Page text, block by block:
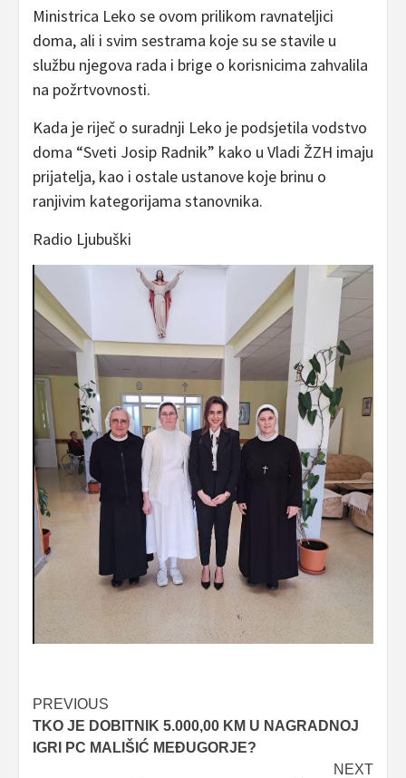
Ministrica Leko se ovom prilikom ravnateljici
doma, ali i svim sestrama koje su se stavile u
službu njegova rada i brige o korisnicima zahvalila
na požrtvovnosti.
Kada je riječ o suradnji Leko je podsjetila vodstvo
doma “Sveti Josip Radnik” kako u Vladi ŽZH imaju
prijatelja, kao i ostale ustanove koje brinu o
ranjivim kategorijama stanovnika.
Radio Ljubuški
Post
navigation
PREVIOUS
TKO JE DOBITNIK 5.000,00 KM U NAGRADNOJ
IGRI PC MALIŠIĆ MEĐUGORJE?
NEXT